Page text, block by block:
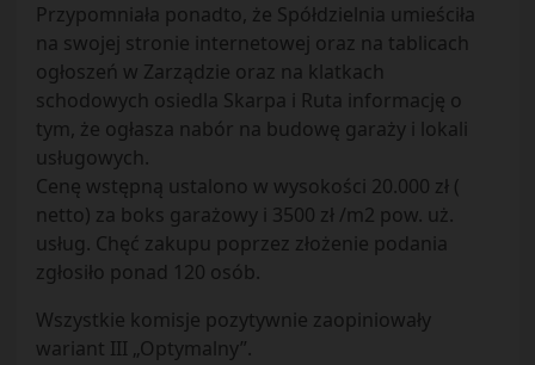
Przypomniała ponadto, że Spółdzielnia umieściła
na swojej stronie internetowej oraz na tablicach
ogłoszeń w Zarządzie oraz na klatkach
schodowych osiedla Skarpa i Ruta informację o
tym, że ogłasza nabór na budowę garaży i lokali
usługowych.
Cenę wstępną ustalono w wysokości 20.000 zł (
netto) za boks garażowy i 3500 zł /m2 pow. uż.
usług. Chęć zakupu poprzez złożenie podania
zgłosiło ponad 120 osób.
Wszystkie komisje pozytywnie zaopiniowały
wariant III „Optymalny”.